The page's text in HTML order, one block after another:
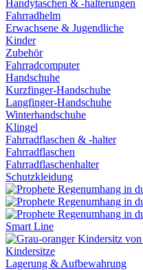
Handytaschen & -halterungen
Fahrradhelm
Erwachsene & Jugendliche
Kinder
Zubehör
Fahrradcomputer
Handschuhe
Kurzfinger-Handschuhe
Langfinger-Handschuhe
Winterhandschuhe
Klingel
Fahrradflaschen & -halter
Fahrradflaschen
Fahrradflaschenhalter
Schutzkleidung
Smart Line
Kindersitze
Lagerung & Aufbewahrung